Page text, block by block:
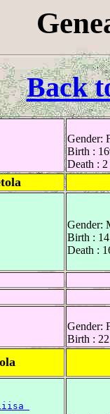
Back
Gender:
Birth :
Death :
Gender:
Birth :
Death :
Gender:
Birth :